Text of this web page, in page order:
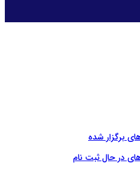
برگزار شده
های در حال ثبت نام